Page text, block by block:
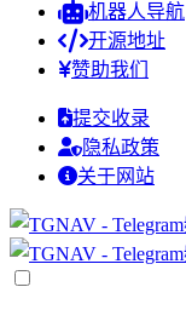
机器人导航
开源地址
赞助我们
提交收录
隐私政策
关于网站